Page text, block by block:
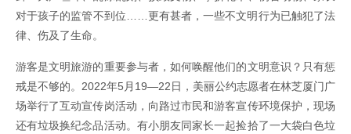
对于孩子的监管不到位……更有甚者，一些不文明行为已触犯了法
律、伤及了生命。
游客是文明旅游的重要参与者，如何唤醒他们的文明意识？只有惩
戒是不够的。2022年5月19—22日，美丽公约志愿者在林芝厦门广
场举行了互动宣传岗活动，向路过市民和游客宣传环境保护，现场
还有垃圾换纪念品活动。有小朋友同家长一起捡拾了一大袋白色垃